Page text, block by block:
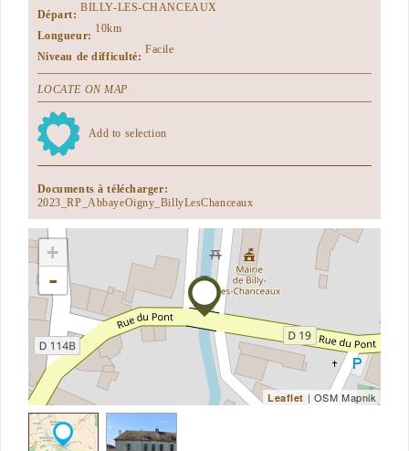
Départ:
BILLY-LES-CHANCEAUX
Longueur:
10km
Niveau de difficulté:
Facile
LOCATE ON MAP
Add to selection
Documents à télécharger:
2023_RP_AbbayeOigny_BillyLesChanceaux
+
-
Leaflet | OSM Mapnik